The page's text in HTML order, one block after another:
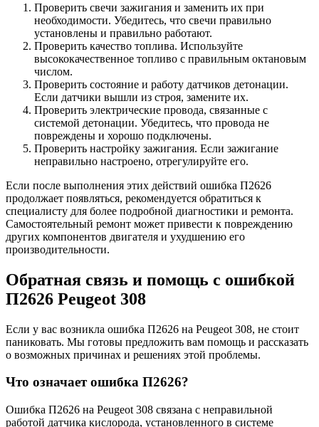
Проверить свечи зажигания и заменить их при
необходимости. Убедитесь, что свечи правильно
установлены и правильно работают.
Проверить качество топлива. Используйте
высококачественное топливо с правильным октановым
числом.
Проверить состояние и работу датчиков детонации.
Если датчики вышли из строя, замените их.
Проверить электрические провода, связанные с
системой детонации. Убедитесь, что провода не
повреждены и хорошо подключены.
Проверить настройку зажигания. Если зажигание
неправильно настроено, отрегулируйте его.
Если после выполнения этих действий ошибка П2626
продолжает появляться, рекомендуется обратиться к
специалисту для более подробной диагностики и ремонта.
Самостоятельный ремонт может привести к повреждению
других компонентов двигателя и ухудшению его
производительности.
Обратная связь и помощь с ошибкой
П2626 Peugeot 308
Если у вас возникла ошибка П2626 на Peugeot 308, не стоит
паниковать. Мы готовы предложить вам помощь и рассказать
о возможных причинах и решениях этой проблемы.
Что означает ошибка П2626?
Ошибка П2626 на Peugeot 308 связана с неправильной
работой датчика кислорода, установленного в системе